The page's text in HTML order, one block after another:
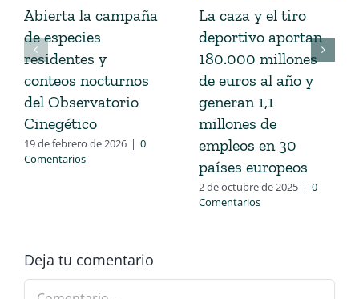
Abierta la campaña
de especies
residentes y
conteos nocturnos
del Observatorio
Cinegético
19 de febrero de 2026 | 0
Comentarios
La caza y el tiro
deportivo aportan
180.000 millones
de euros al año y
generan 1,1
millones de
empleos en 30
países europeos
2 de octubre de 2025 | 0
Comentarios
Deja tu comentario
Comentario